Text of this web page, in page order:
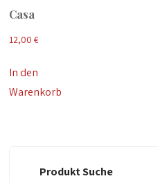
Casa
12,00€
In den
Warenkorb
Produkt Suche